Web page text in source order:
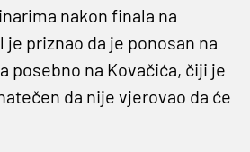
nakon finala na
je priznao da je ponosan na
posebno na Kovačića, čiji je
da nije vjerovao da će